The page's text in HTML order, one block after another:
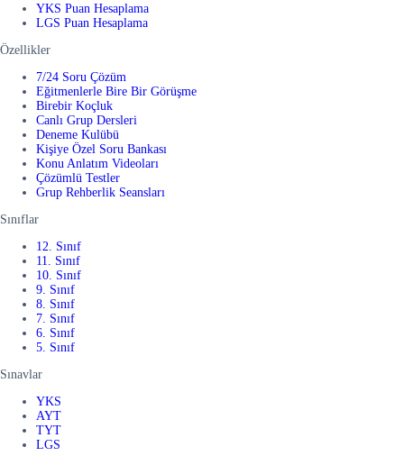
YKS Puan Hesaplama
LGS Puan Hesaplama
Özellikler
7/24 Soru Çözüm
Eğitmenlerle Bire Bir Görüşme
Birebir Koçluk
Canlı Grup Dersleri
Deneme Kulübü
Kişiye Özel Soru Bankası
Konu Anlatım Videoları
Çözümlü Testler
Grup Rehberlik Seansları
Sınıflar
12. Sınıf
11. Sınıf
10. Sınıf
9. Sınıf
8. Sınıf
7. Sınıf
6. Sınıf
5. Sınıf
Sınavlar
YKS
AYT
TYT
LGS